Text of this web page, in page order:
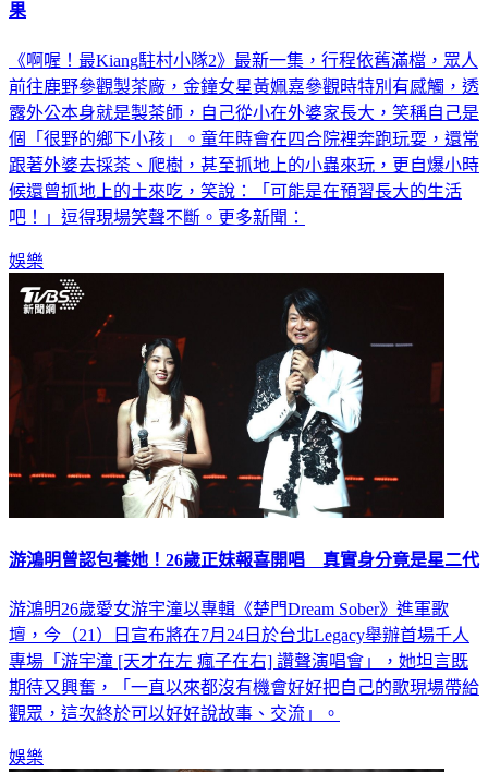
果
《啊喔！最Kiang駐村小隊2》最新一集，行程依舊滿檔，眾人
前往鹿野參觀製茶廠，金鐘女星黃姵嘉參觀時特別有感觸，透
露外公本身就是製茶師，自己從小在外婆家長大，笑稱自己是
個「很野的鄉下小孩」。童年時會在四合院裡奔跑玩耍，還常
跟著外婆去採茶、爬樹，甚至抓地上的小蟲來玩，更自爆小時
候還曾抓地上的土來吃，笑說：「可能是在預習長大的生活
吧！」逗得現場笑聲不斷。更多新聞：
娛樂
游鴻明曾認包養她！26歲正妹報喜開唱 真實身分竟是星二代
游鴻明26歲愛女游宇潼以專輯《楚門Dream Sober》進軍歌
壇，今（21）日宣布將在7月24日於台北Legacy舉辦首場千人
專場「游宇潼 [天才在左 瘋子在右] 讚聲演唱會」，她坦言既
期待又興奮，「一直以來都沒有機會好好把自己的歌現場帶給
觀眾，這次終於可以好好說故事、交流」。
娛樂